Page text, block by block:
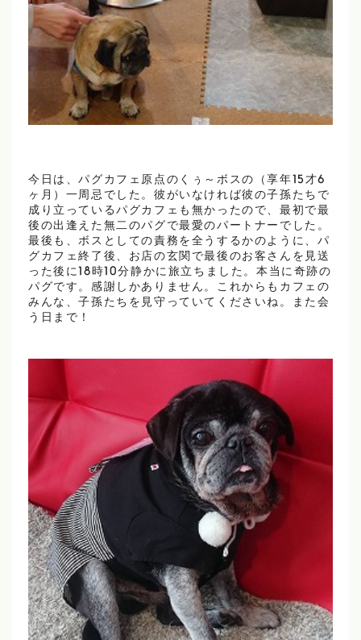
今日は、パグカフェ原点のくぅ～ボスの（享年15才6
ヶ月）一周忌でした。彼がいなければ彼の子孫たちで
成り立っているパグカフェも無かったので、最初で最
後の出逢えた無二のパグで最愛のパートナーでした。
最後も、ボスとしての責務を全うするかのように、パ
グカフェ終了後、お店の玄関で最後のお客さんを見送
った後に18時10分静かに旅立ちました。本当に奇跡の
パグです。感謝しかありません。これからもカフェの
みんな、子孫たちを見守っていてくださいね。また会
う日まで！